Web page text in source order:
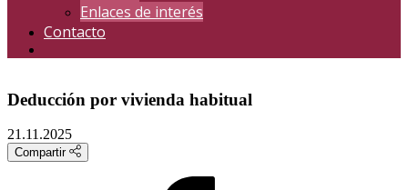
Enlaces de interés
Contacto
Deducción por vivienda habitual
21.11.2025
Compartir